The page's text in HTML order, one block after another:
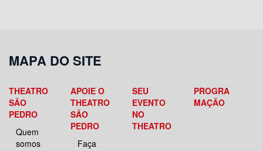
MAPA DO SITE
THEATRO
SÃO
PEDRO
Quem
somos
APOIE O
THEATRO
SÃO
PEDRO
Faça
SEU
EVENTO
NO
THEATRO
PROGRA
MAÇÃO